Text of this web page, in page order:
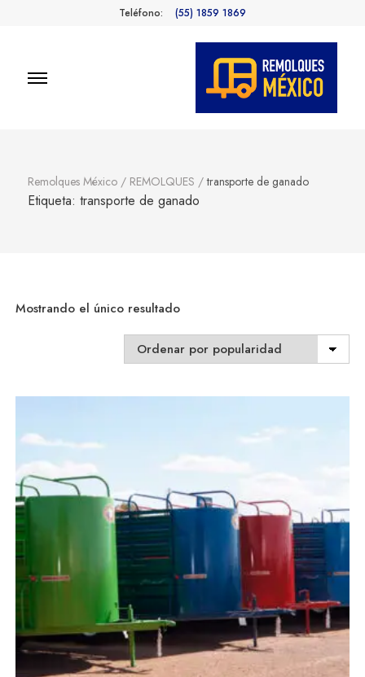
Teléfono: (55) 1859 1869
Remolques México / REMOLQUES /transporte de ganado
Etiqueta: transporte de ganado
Mostrando el único resultado